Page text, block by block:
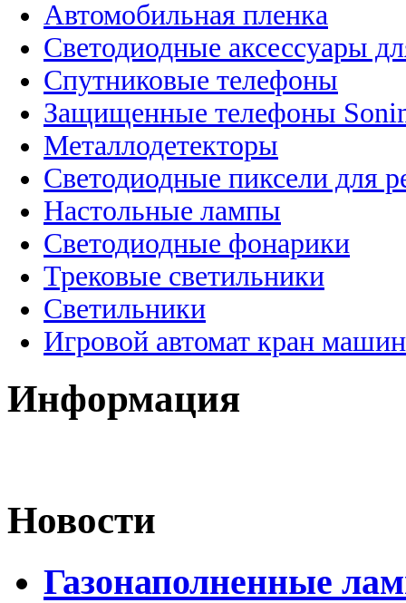
Автомобильная пленка
Светодиодные аксессуары
Спутниковые телефоны
Защищенные телефоны
Металлодетекторы
Светодиодные пиксели для
Настольные лампы
Светодиодные фонарики
Трековые светильники
Светильники
Игровой автомат кран
Информация
Новости
Газонаполненные